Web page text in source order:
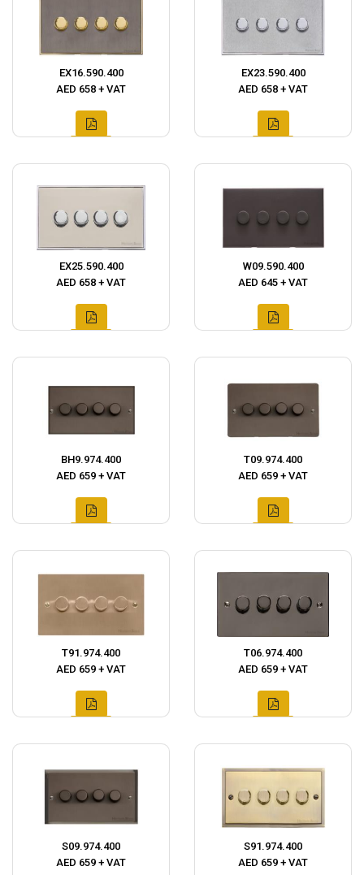
EX16.590.400
AED 658 + VAT
EX23.590.400
AED 658 + VAT
EX25.590.400
AED 658 + VAT
W09.590.400
AED 645 + VAT
BH9.974.400
AED 659 + VAT
T09.974.400
AED 659 + VAT
T91.974.400
AED 659 + VAT
T06.974.400
AED 659 + VAT
S09.974.400
AED 659 + VAT
S91.974.400
AED 659 + VAT